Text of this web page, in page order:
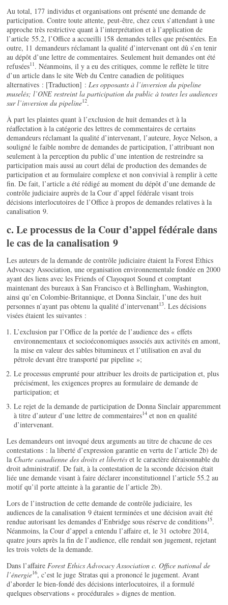
Au total, 177 individus et organisations ont présenté une demande de
participation. Contre toute attente, peut-être, chez ceux s’attendant à une
approche très restrictive quant à l’interprétation et à l’application de
l’article 55.2, l’Office a accueilli 158 demandes telles que présentées. En
outre, 11 demandeurs réclamant la qualité d’intervenant ont dû s’en tenir
au dépôt d’une lettre de commentaires. Seulement huit demandes ont été
refusées11. Néanmoins, il y a eu des critiques, comme le reflète le titre
d’un article dans le site Web du Centre canadien de politiques
alternatives : [Traduction] : Les opposants à l’inversion du pipeline
muselés; l’ONE restreint la participation du public à toutes les audiences
sur l’inversion du pipeline12.
À part les plaintes quant à l’exclusion de huit demandes et à la
réaffectation à la catégorie des lettres de commentaires de certains
demandeurs réclamant la qualité d’intervenant, l’auteure, Joyce Nelson, a
souligné le faible nombre de demandes de participation, l’attribuant non
seulement à la perception du public d’une intention de restreindre sa
participation mais aussi au court délai de production des demandes de
participation et au formulaire complexe et non convivial à remplir à cette
fin. De fait, l’article a été rédigé au moment du dépôt d’une demande de
contrôle judiciaire auprès de la Cour d’appel fédérale visant trois
décisions interlocutoires de l’Office à propos de demandes relatives à la
canalisation 9.
c. Le processus de la Cour d’appel fédérale dans
le cas de la canalisation 9
Les auteurs de la demande de contrôle judiciaire étaient la Forest Ethics
Advocacy Association, une organisation environnementale fondée en 2000
ayant des liens avec les Friends of Clayoquot Sound et comptant
maintenant des bureaux à San Francisco et à Bellingham, Washington,
ainsi qu’en Colombie-Britannique, et Donna Sinclair, l’une des huit
personnes n’ayant pas obtenu la qualité d’intervenant13. Les décisions
visées étaient les suivantes :
L’exclusion par l’Office de la portée de l’audience des « effets
environnementaux et socioéconomiques associés aux activités en amont,
la mise en valeur des sables bitumineux et l’utilisation en aval du
pétrole devant être transporté par pipeline »;
Le processus emprunté pour attribuer les droits de participation et, plus
précisément, les exigences propres au formulaire de demande de
participation; et
Le rejet de la demande de participation de Donna Sinclair apparemment
à titre d’auteur d’une lettre de commentaires14 et non en qualité
d’intervenant.
Les demandeurs ont invoqué deux arguments au titre de chacune de ces
contestations : la liberté d’expression garantie en vertu de l’article 2b) de
la Charte canadienne des droits et libertéset le caractère déraisonnable du
droit administratif. De fait, à la contestation de la seconde décision était
liée une demande visant à faire déclarer inconstitutionnel l’article 55.2 au
motif qu’il porte atteinte à la garantie de l’article 2b).
Lors de l’instruction de cette demande de contrôle judiciaire, les
audiences de la canalisation 9 étaient terminées et une décision avait été
rendue autorisant les demandes d’Enbridge sous réserve de conditions15.
Néanmoins, la Cour d’appel a entendu l’affaire et, le 31 octobre 2014,
quatre jours après la fin de l’audience, elle rendait son jugement, rejetant
les trois volets de la demande.
Dans l’affaire Forest Ethics Advocacy Association c. Office national de
l’énergie16, c’est le juge Stratas qui a prononcé le jugement. Avant
d’aborder le bien-fondé des décisions interlocutoires, il a formulé
quelques observations « procédurales » dignes de mention.